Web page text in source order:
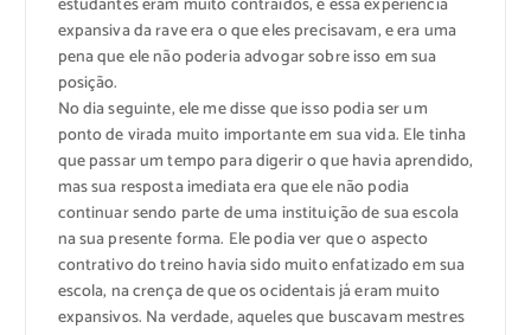
estudantes eram muito contraídos, e essa experiência
expansiva da rave era o que eles precisavam, e era uma
pena que ele não poderia advogar sobre isso em sua
posição.
No dia seguinte, ele me disse que isso podia ser um
ponto de virada muito importante em sua vida. Ele tinha
que passar um tempo para digerir o que havia aprendido,
mas sua resposta imediata era que ele não podia
continuar sendo parte de uma instituição de sua escola
na sua presente forma. Ele podia ver que o aspecto
contrativo do treino havia sido muito enfatizado em sua
escola, na crença de que os ocidentais já eram muito
expansivos. Na verdade, aqueles que buscavam mestres